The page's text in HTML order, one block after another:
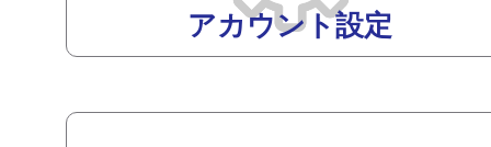
アカウント設定